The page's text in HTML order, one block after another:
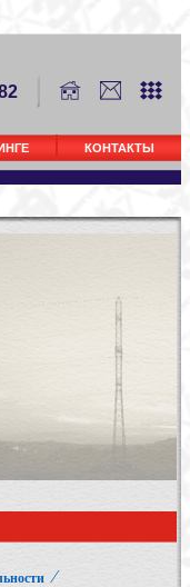
КОНТАКТЫ
⁄